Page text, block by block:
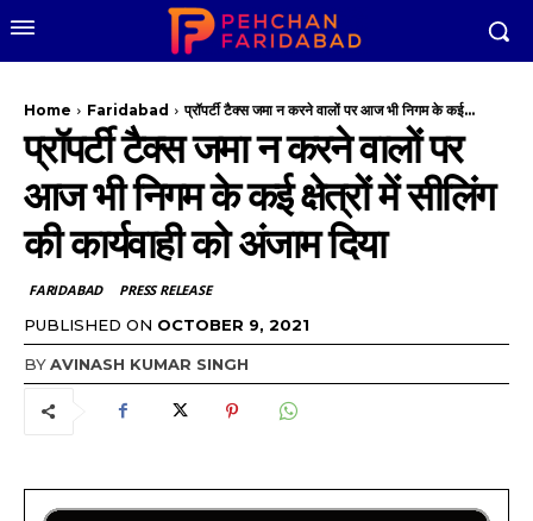
Home Faridabad प्रॉपर्टी टैक्स जमा न करने वालों पर आज भी निगम के कई...
प्रॉपर्टी टैक्स जमा न करने वालों पर
आज भी निगम के कई क्षेत्रों में सीलिंग
की कार्यवाही को अंजाम दिया
FARIDABAD PRESS RELEASE
PUBLISHED ON OCTOBER 9, 2021
BYAVINASH KUMAR SINGH